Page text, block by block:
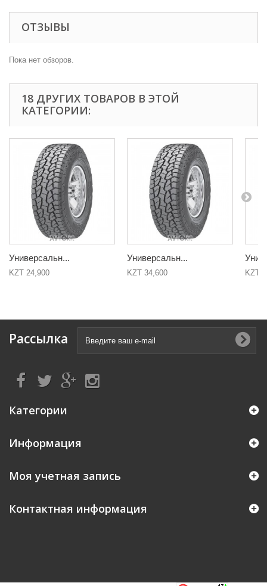
ОТЗЫВЫ
Пока нет обзоров.
18 ДРУГИХ ТОВАРОВ В ЭТОЙ
КАТЕГОРИИ:
Универсальн...
KZT 24,900
Универсальн...
KZT 34,600 KZT
Рассылка
Категории
Информация
Моя учетная запись
Контактная информация